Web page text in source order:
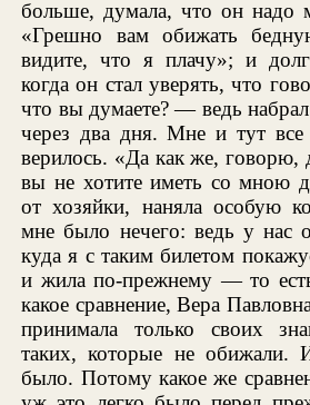
больше, думала, что он надо
«Грешно вам обижать
видите, что я плачу»; и
когда он стал уверять, что
что вы думаете? — ведь
через два дня. Мне и тут
верилось. «Да как же, говорю,
вы не хотите иметь со мною
от хозяйки, наняла особую
мне было нечего: ведь у нас
куда я с таким билетом
и жила по-прежнему — то
какое сравнение, Вера
принимала только своих
таких, которые не
было. Потому какое же